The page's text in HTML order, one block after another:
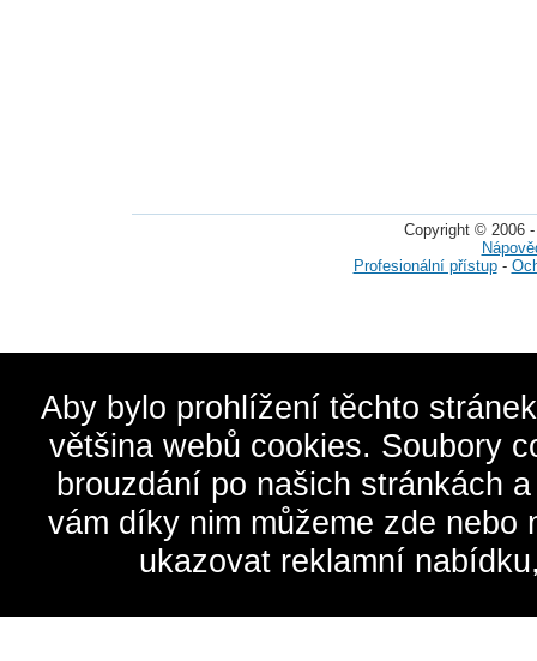
Copyright © 2006
Profesionální přístup-
Aby bylo prohlížení těchto
většina webů cookies. Soubory
brouzdání po našich stránkách
vám díky nim můžeme zde
ukazovat reklamní